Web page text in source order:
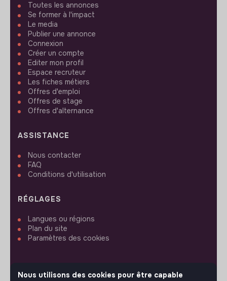
Toutes les annonces
Se former à l'impact
Le media
Publier une annonce
Connexion
Créer un compte
Editer mon profil
Espace recruteur
Les fiches métiers
Offres d'emploi
Offres de stage
Offres d'alternance
ASSISTANCE
Nous contacter
FAQ
Conditions d'utilisation
RÉGLAGES
Langues ou régions
Plan du site
Paramètres des cookies
Nous utilisons des cookies pour être capable